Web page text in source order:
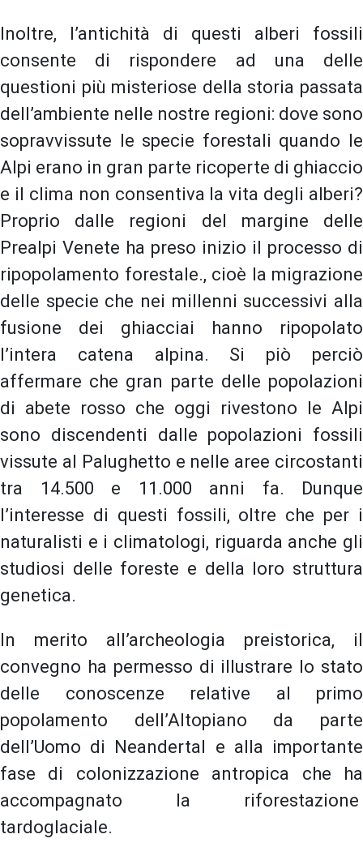
Inoltre, l’antichità di questi alberi fossili
consente di rispondere ad una delle
questioni più misteriose della storia passata
dell’ambiente nelle nostre regioni: dove sono
sopravvissute le specie forestali quando le
Alpi erano in gran parte ricoperte di ghiaccio
e il clima non consentiva la vita degli alberi?
Proprio dalle regioni del margine delle
Prealpi Venete ha preso inizio il processo di
ripopolamento forestale., cioè la migrazione
delle specie che nei millenni successivi alla
fusione dei ghiacciai hanno ripopolato
l’intera catena alpina. Si piò perciò
affermare che gran parte delle popolazioni
di abete rosso che oggi rivestono le Alpi
sono discendenti dalle popolazioni fossili
vissute al Palughetto e nelle aree circostanti
tra 14.500 e 11.000 anni fa. Dunque
l’interesse di questi fossili, oltre che per i
naturalisti e i climatologi, riguarda anche gli
studiosi delle foreste e della loro struttura
genetica.
In merito all’archeologia preistorica, il
convegno ha permesso di illustrare lo stato
delle conoscenze relative al primo
popolamento dell’Altopiano da parte
dell’Uomo di Neandertal e alla importante
fase di colonizzazione antropica che ha
accompagnato la riforestazione
tardoglaciale.